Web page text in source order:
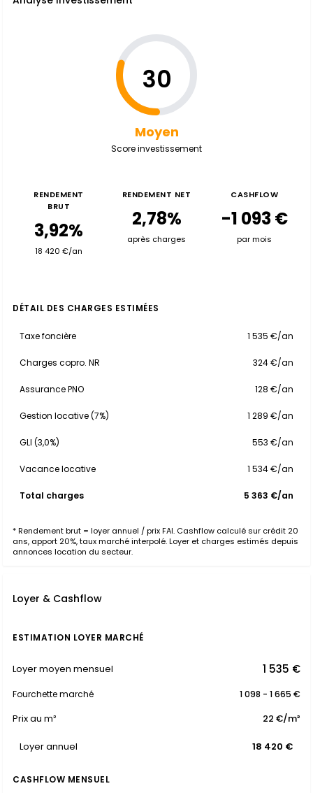
30
Moyen
Score investissement
RENDEMENT
BRUT
3,92%
18 420 €/an
RENDEMENT NET
2,78%
après charges
CASHFLOW
-1 093 €
par mois
DÉTAIL DES CHARGES ESTIMÉES
Taxe foncière 1 535 €/an
Charges copro. NR 324 €/an
Assurance PNO 128 €/an
Gestion locative (7%) 1 289 €/an
GLI (3,0%) 553 €/an
Vacance locative 1 534 €/an
Total charges 5 363 €/an
* Rendement brut = loyer annuel / prix FAI. Cashflow calculé sur crédit 20
ans, apport 20%, taux marché interpolé. Loyer et charges estimés depuis
annonces location du secteur.
Loyer & Cashflow
ESTIMATION LOYER MARCHÉ
Loyer moyen mensuel 1 535 €
Fourchette marché 1 098 - 1 665 €
Prix au m² 22 €/m²
Loyer annuel 18 420 €
CASHFLOW MENSUEL